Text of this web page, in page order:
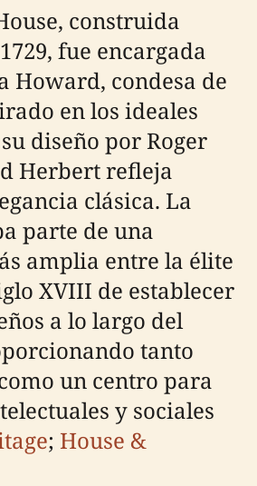
construida
fue encargada
Howard, condesa de
en los ideales
diseño por Roger
Herbert refleja
clásica. La
parte de una
amplia entre la élite
XVIII de establecer
a lo largo del
tanto
un centro para
y sociales
; House &